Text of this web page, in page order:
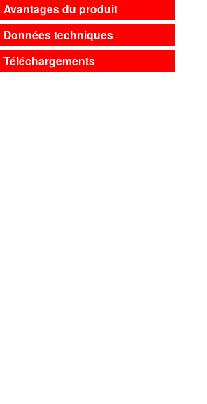
Avantages du produit
Données techniques
Téléchargements